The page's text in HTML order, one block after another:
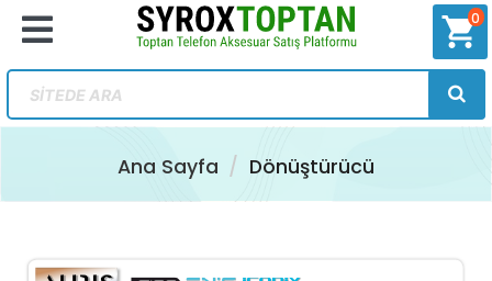
shopping_cart
0
Ana Sayfa Dönüştürücü